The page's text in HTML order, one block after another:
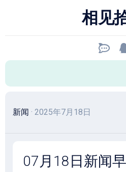
相见
新闻 · 2025年7月18日
07月18日新闻